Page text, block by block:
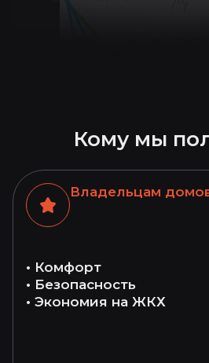
Кому мы
Владельцам
• Комфорт
• Безопасность
• Экономия на ЖКХ